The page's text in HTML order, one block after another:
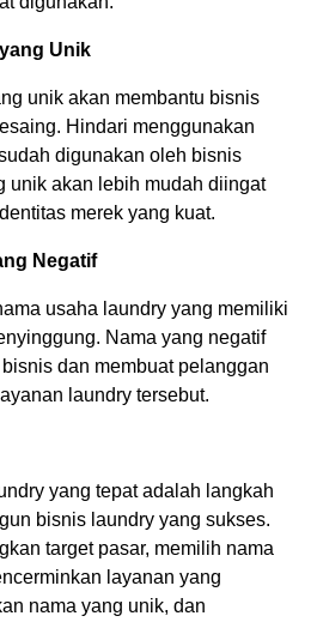
Unik
unik akan membantu bisnis
Hindari menggunakan
digunakan oleh bisnis
unik akan lebih mudah diingat
merek yang kuat.
Negatif
usaha laundry yang memiliki
Nama yang negatif
dan membuat pelanggan
laundry tersebut.
yang tepat adalah langkah
bisnis laundry yang sukses.
target pasar, memilih nama
layanan yang
nama yang unik, dan